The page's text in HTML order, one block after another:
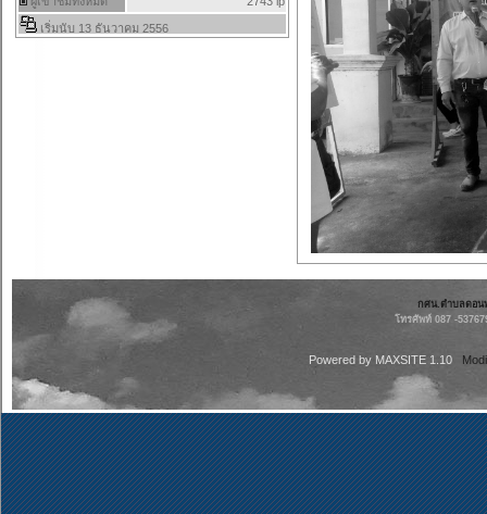
กศน.ตำบลดอน
โทรศัพท์ 087 -
Powered by MAXSITE 1.10